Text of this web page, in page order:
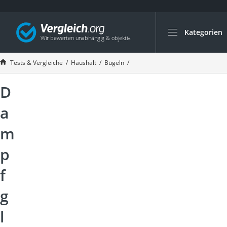
Kategorien
Die beliebtesten
Haushalt
Wassersprudler
Tests & Vergleiche Haushalt Bügeln
D
a
m
p
f
g
l